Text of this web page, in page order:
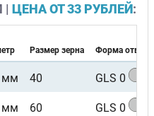
| ЦЕНА ОТ 33 РУБЛЕЙ:
Размер зерна Форма
мм 40 GLS 0
мм 60 GLS 0